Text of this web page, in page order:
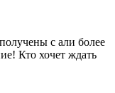
с али более
Кто хочет ждать